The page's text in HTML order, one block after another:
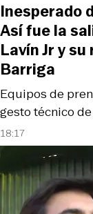
18:17
Equipos de
gesto técnico
Inesperado
Así fue la
Lavín Jr y
Barriga